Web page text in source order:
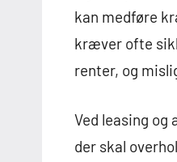
kan medføre
kræver ofte
renter, og
Ved leasing
der skal